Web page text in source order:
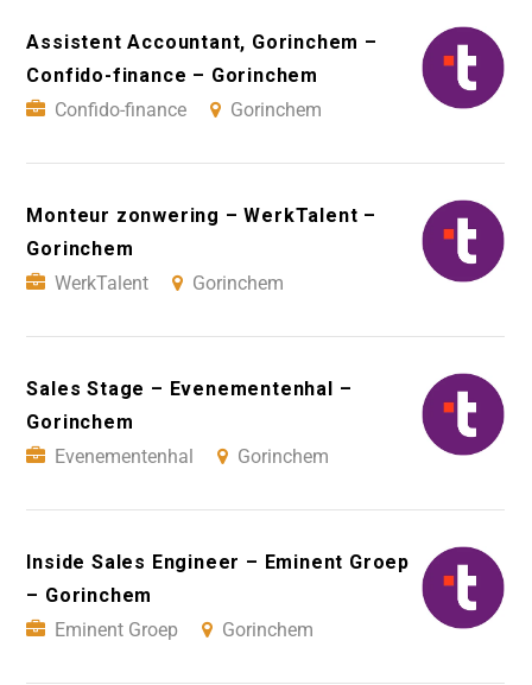
Assistent Accountant, Gorinchem –
Confido-finance – Gorinchem
Confido-finance
Gorinchem
Monteur zonwering – WerkTalent –
Gorinchem
WerkTalent
Gorinchem
Sales Stage – Evenementenhal –
Gorinchem
Evenementenhal
Gorinchem
Inside Sales Engineer – Eminent Groep
– Gorinchem
Eminent Groep
Gorinchem